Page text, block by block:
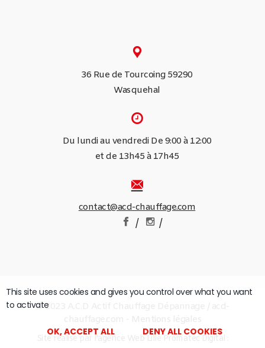
36 Rue de Tourcoing 59290
Wasquehal
Du lundi au vendredi De 9:00 à 12:00
et de 13h45 à 17h45
contact@acd-chauffage.com
/ /
© 2023 A.C.D Actif Chauffage Dépannage / acd-
Site réalisé par
This site uses cookies and gives you control over what you want
to activate
OK, ACCEPT ALL DENY ALL COOKIES